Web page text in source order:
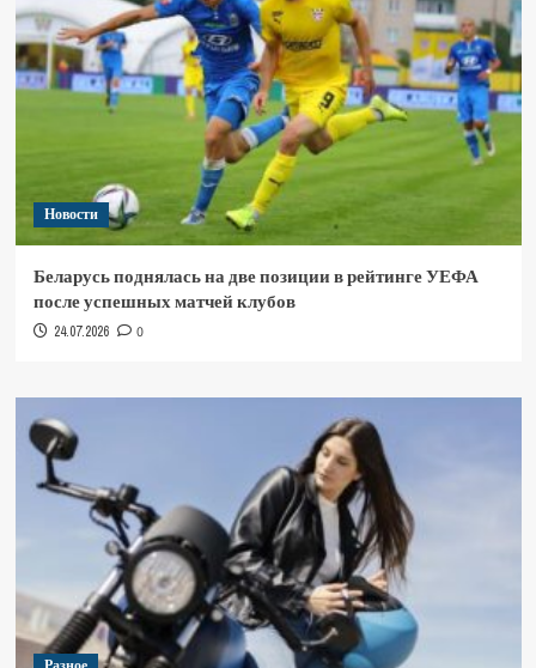
Новости
Беларусь поднялась на две позиции в рейтинге УЕФА
после успешных матчей клубов
24.07.2026 0